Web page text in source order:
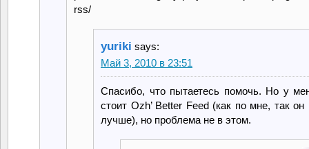
rss/
yuriki says:
Май 3, 2010 в 23:51
Спасибо, что пытаетесь помочь. Но у
стоит Ozh’ Better Feed (как по мне, так он
лучше), но проблема не в этом.